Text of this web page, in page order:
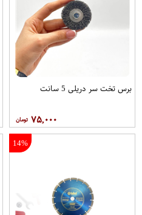
برس تخت سر دریلی 5 سانت
۷۵,۰۰۰
14%